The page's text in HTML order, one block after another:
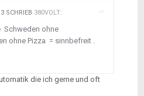
SCHRIEB 380VOLT:
Schweden ohne
ohne Pizza = sinnbefreit .
die ich gerne und oft